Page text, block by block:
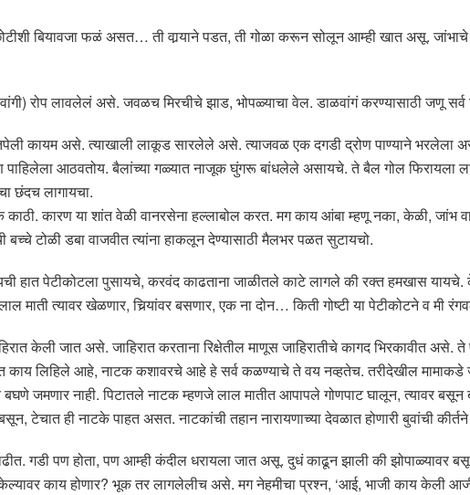
छोटीशी बियावजा फळं असत… ती वार्‍याने पडत, ती गोळा करून सोलून आम्ही खात असू.
रोप लावलेलं असे. जवळच मिरचीचे झाड, भोपळ्याचा वेल. डाळवांगं करण्यासाठी जणू
कायम असे. त्याखाली लाकूड सारलेले असे. त्याजवळ एक दगडी द्रोण पाण्याने भरलेला असे.
पाहिलेला आठवतोय. बैलांच्या गळ्यात नाजूक घुंगरू बांधलेले असायचे. ते बैल गोल फिरायला
छंदच लागायचा.
काठी. कारण या शांत वेळी वानरसेना हल्लाबोल करत. मग काय आंबा म्हणू नका, केळी,
टोळी डबा वाजवीत त्यांना हाकलून देण्यासाठी मैलभर पळत सुटायचो.
हात पेटीकोटला पुसायचे, करवंद काढताना जाळीतले काटे लागले की रक्त हमखास यायचे.
त्यावर खेळणार, चिर्‍यांवर बसणार, एक ना दोन… किती गोष्टी या पेटीकोटने व मी
केली जात असे. जाहिरात करताना रिक्षेतील माणूस जाहिरातीचे कागद भिरकावीत असे.
काय लिहिले आहे, नाटक कशावरचे आहे हे सर्व कळण्याचे ते वय नव्हतेच. तरीदेखील
बघणे जमणार नाही. पिटातले नाटक म्हणजे लाल मातीत आपापले गोणपाट घालून, त्यावर
टेचात ही नाटके पाहत असत. नाटकांची तहान नारायणाच्या देवळात होणारी बुवांची
गडी पण होता, पण आम्ही कंदील धरायला जात असू. दुधं काढून झाली की झोपाळ्यावर बसून
काय होणार? भूक तर लागलेलीच असे. मग नेहमीचा प्रश्न, ‘आई, भाजी काय केली